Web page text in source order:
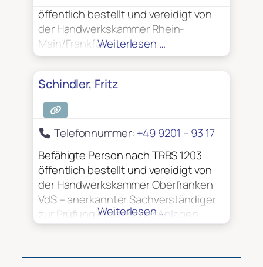
öffentlich bestellt und vereidigt von
der Handwerkskammer Rhein-
Main/FrankfurtWeiterlesen …
Schindler, Fritz
Telefonnummer: +49 9201 – 93 17
Befähigte Person nach TRBS 1203
öffentlich bestellt und vereidigt von
der Handwerkskammer Oberfranken
VdS – anerkannter Sachverständiger
zur Prüfung elektrischer Anlagen
Weiterlesen …